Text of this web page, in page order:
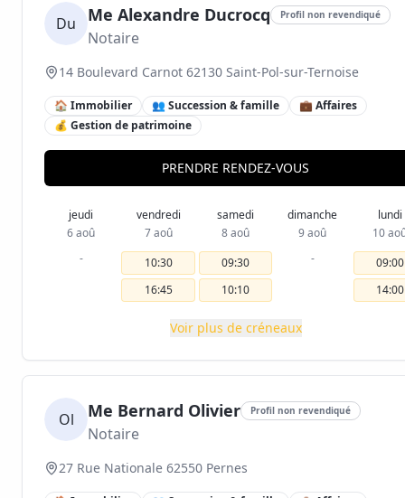
Du Me Alexandre Ducrocq Profil non revendiqué
Notaire
14 Boulevard Carnot 62130 Saint-Pol-sur-Ternoise
🏠 Immobilier 👥 Succession & famille
💼 Affaires
💰 Gestion de patrimoine
PRENDRE RENDEZ-VOUS
jeudi
6 aoû
-
vendredi
7 aoû
10:30
16:45
samedi
8 aoû
09:30
10:10
dimanche
9 aoû
-
lundi
10
09:00
14:00
Voir plus de créneaux
Ol Me Bernard Olivier Profil non revendiqué
Notaire
27 Rue Nationale 62550 Pernes